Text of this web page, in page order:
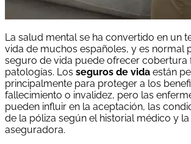
La salud mental se ha convertido en un
vida de muchos españoles, y es normal
seguro de vida puede ofrecer cobertura
patologías. Los seguros de vida están
principalmente para proteger a los
fallecimiento o invalidez, pero las
pueden influir en la aceptación, las
de la póliza según el historial médico y
aseguradora.